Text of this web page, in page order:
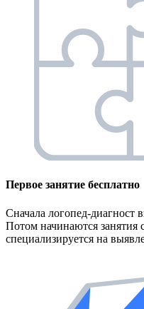
Первое занятие бесплатно
Сначала логопед-диагност
Потом начинаются занятия
специализируется на